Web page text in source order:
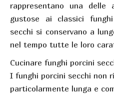
rappresentano una
gustose ai classici
secchi si conservano a
nel tempo tutte le loro
Cucinare funghi porcini
I funghi porcini secchi non
particolarmente lunga e